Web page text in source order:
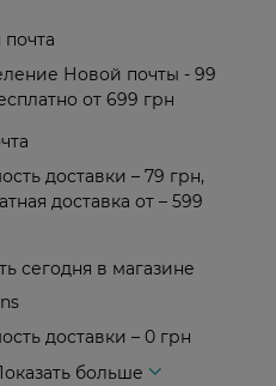
Новой почты - 99
от 699 грн
доставки – 79 грн,
доставка от – 599
сегодня в магазине
доставки – 0 грн
больше